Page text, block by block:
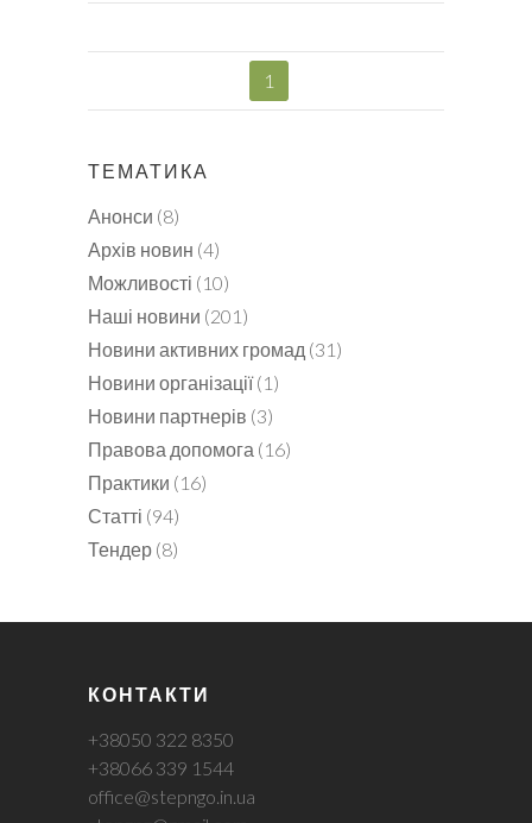
1
ТЕМАТИКА
Анонси (8)
Архів новин (4)
Можливості (10)
Наші новини (201)
Новини активних громад (31)
Новини організації(1)
Новини партнерів (3)
Правова допомога (16)
Практики (16)
Статті (94)
Тендер (8)
КОНТАКТИ
+38050 322 8350
+38066 339 1544
office@stepngo.in.ua